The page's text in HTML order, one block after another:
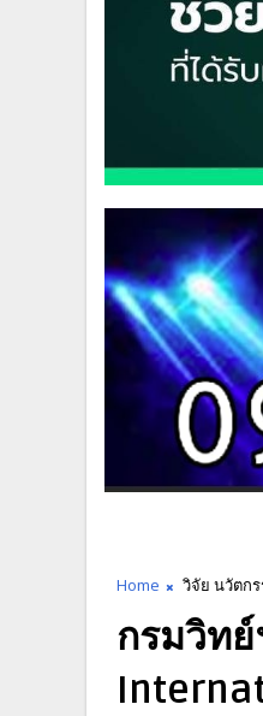
Home วิจัย นวัตก
กรมวิทย์